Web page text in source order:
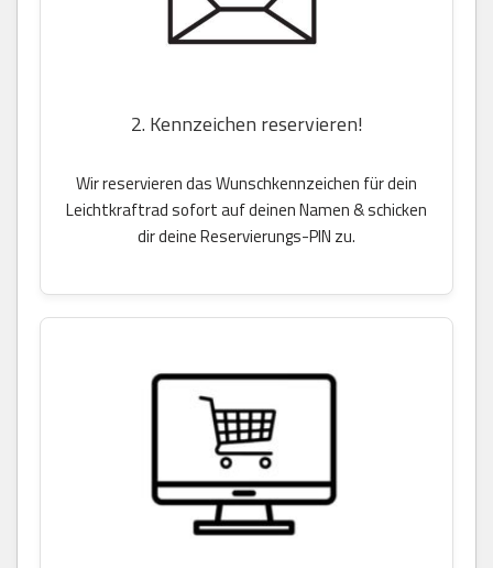
2. Kennzeichen reservieren!
Wir reservieren das Wunschkennzeichen für dein
Leichtkraftrad sofort auf deinen Namen & schicken
dir deine Reservierungs-PIN zu.